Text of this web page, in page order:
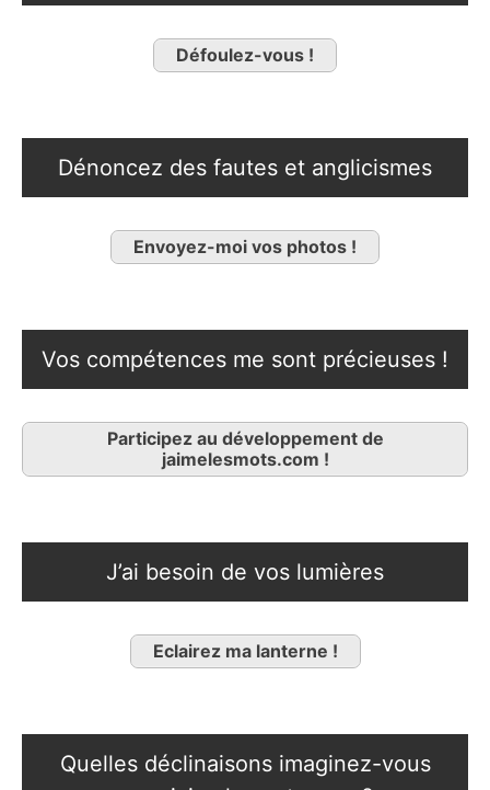
Défoulez-vous !
Dénoncez des fautes et anglicismes
Envoyez-moi vos photos !
Vos compétences me sont précieuses !
Participez au développement de
jaimelesmots.com !
J’ai besoin de vos lumières
Eclairez ma lanterne !
Quelles déclinaisons imaginez-vous